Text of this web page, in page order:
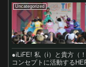
Uncategorized
●iLiFE! 私（i）と貴方（
コンセプトに活動する